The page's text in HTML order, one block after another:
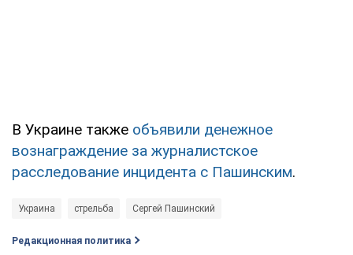
В Украине также объявили денежное
вознаграждение за журналистское
расследование инцидента с Пашинским.
Украина стрельба Сергей Пашинский
Редакционная политика